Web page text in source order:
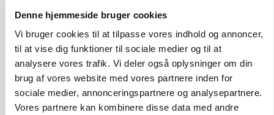
Denne hjemmeside bruger cookies
Vi bruger cookies til at tilpasse vores indhold og annoncer,
til at vise dig funktioner til sociale medier og til at
analysere vores trafik. Vi deler også oplysninger om din
brug af vores website med vores partnere inden for
sociale medier, annonceringspartnere og analysepartnere.
Vores partnere kan kombinere disse data med andre